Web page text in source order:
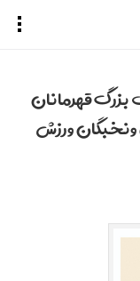
بزرگ قهرمانان
ونخبگان ورزش